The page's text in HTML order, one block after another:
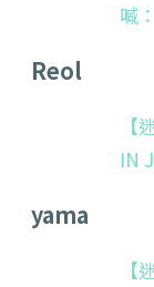
喊
Reol
IN
yama